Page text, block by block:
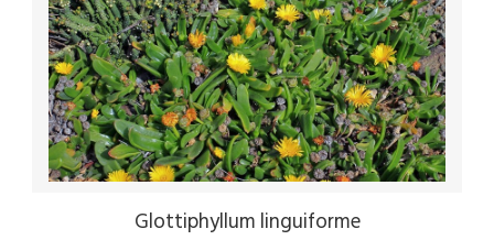
Glottiphyllum linguiforme